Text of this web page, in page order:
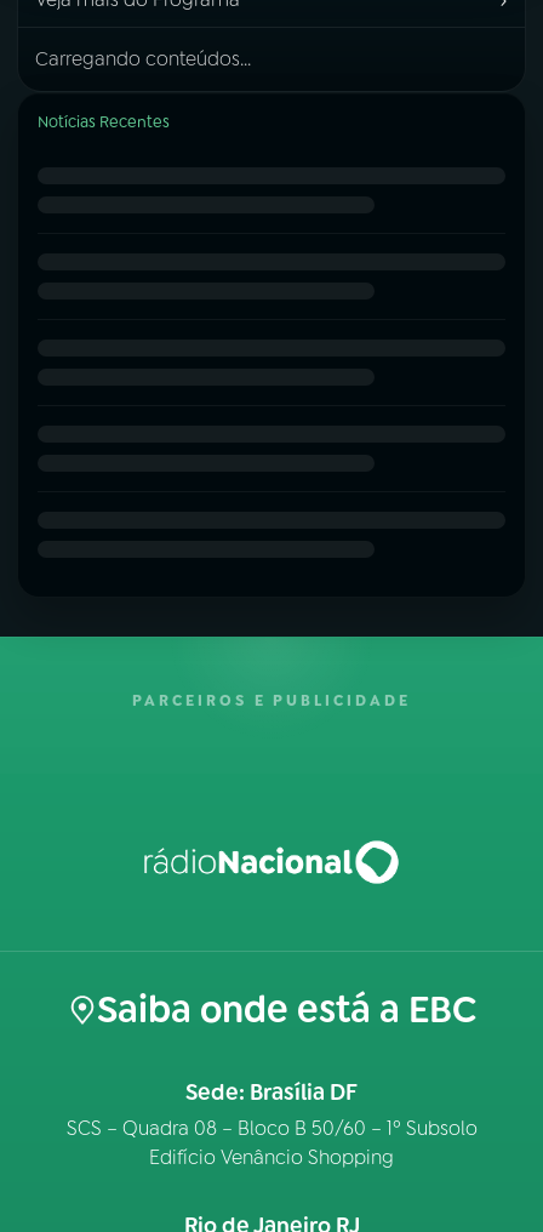
Carregando conteúdos...
Notícias Recentes
PARCEIROS E PUBLICIDADE
Saiba onde está a EBC
Sede: Brasília DF
SCS – Quadra 08 – Bloco B 50/60 – 1º Subsolo
Edifício Venâncio Shopping